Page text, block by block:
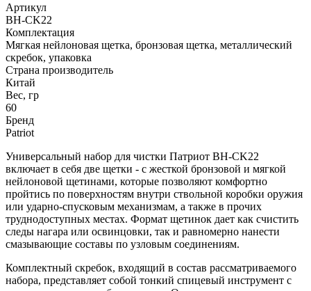
Артикул
BH-CK22
Комплектация
Мягкая нейлоновая щетка, бронзовая щетка, металлический
скребок, упаковка
Страна производитель
Китай
Вес, гр
60
Бренд
Patriot
Универсальный набор для чистки Патриот BH-CK22
включает в себя две щетки - с жесткой бронзовой и мягкой
нейлоновой щетинами, которые позволяют комфортно
пройтись по поверхностям внутри ствольной коробки оружия
или ударно-спусковым механизмам, а также в прочих
труднодоступных местах. Формат щетинок дает как счистить
следы нагара или освинцовки, так и равномерно нанести
смазывающие составы по узловым соединениям.
Комплектный скребок, входящий в состав рассматриваемого
набора, представляет собой тонкий спицевый инструмент с